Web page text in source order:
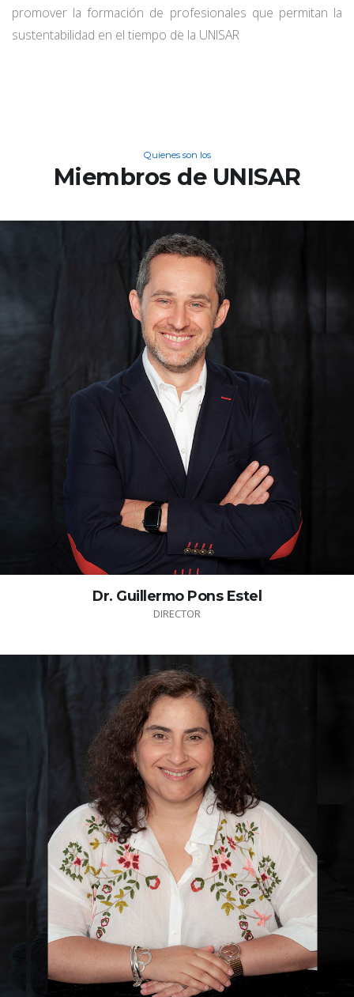
promover la formación de profesionales que permitan la
sustentabilidad en el tiempo de la UNISAR
Quienes son los
Miembros de UNISAR
Dr. Guillermo Pons Estel
DIRECTOR